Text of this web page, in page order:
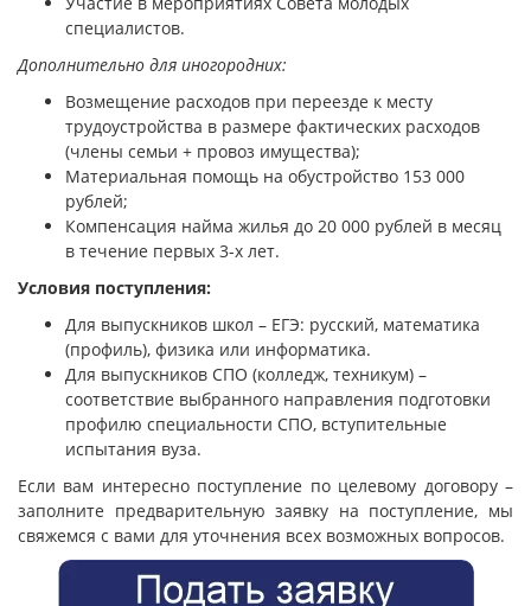
специалистов.
Дополнительно для иногородних:
Возмещение расходов при переезде к месту
трудоустройства в размере фактических расходов
(члены семьи + провоз имущества);
Материальная помощь на обустройство 153 000
рублей;
Компенсация найма жилья до 20 000 рублей в месяц
в течение первых 3-х лет.
Условия поступления:
Для выпускников школ – ЕГЭ: русский, математика
(профиль), физика или информатика.
Для выпускников СПО (колледж, техникум) –
соответствие выбранного направления подготовки
профилю специальности СПО, вступительные
испытания вуза.
Если вам интересно поступление по целевому договору –
заполните предварительную заявку на поступление, мы
свяжемся с вами для уточнения всех возможных вопросов.